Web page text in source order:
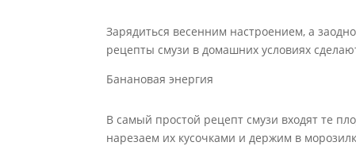
Зарядиться весенним настроением, а
рецепты смузи в домашних условиях
Банановая энергия
В самый простой рецепт смузи входят те
нарезаем их кусочками и держим в